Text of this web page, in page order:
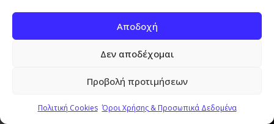
Αποδοχή
Δεν αποδέχομαι
Προβολή προτιμήσεων
Πολιτική Cookies Όροι Χρήσης & Προσωπικά Δεδομένα
info@pierrouattorneys.eu
Ακολουθήστε μας:
ΥΠΗΡΕΣΙΕΣ